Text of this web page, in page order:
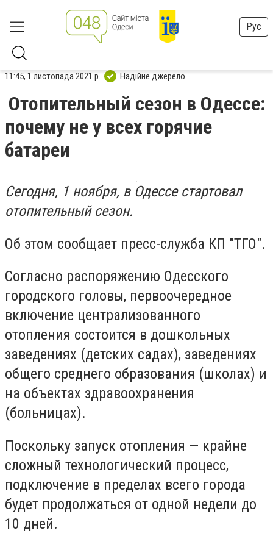
Рус
11:45, 1 листопада 2021 р. Надійне джерело
Отопительный сезон в Одессе:
почему не у всех горячие
батареи
Сегодня, 1 ноября, в Одессе стартовал
отопительный сезон.
Об этом сообщает пресс-служба КП "ТГО".
Согласно распоряжению Одесского
городского головы, первоочередное
включение централизованного
отопления состоится в дошкольных
заведениях (детских садах), заведениях
общего среднего образования (школах) и
на объектах здравоохранения
(больницах).
Поскольку запуск отопления — крайне
сложный технологический процесс,
подключение в пределах всего города
будет продолжаться от одной недели до
10 дней.